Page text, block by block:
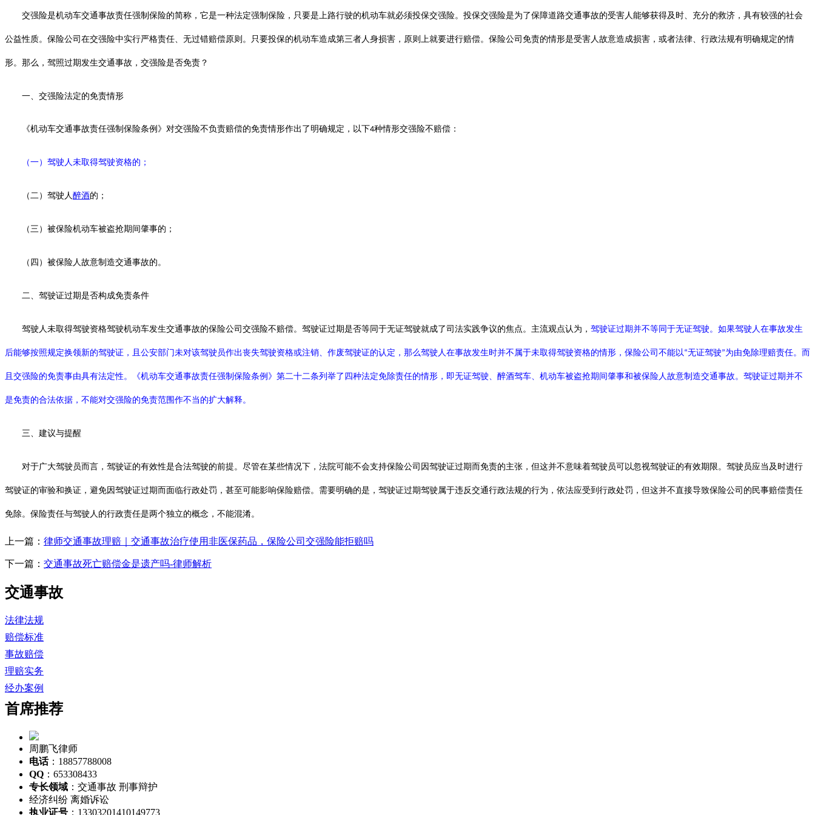
交强险是机动车交通事故责任强制保险的简称，它是一种法定强制保险，只要是上路行驶的机动车就必须投保交强险。 投保交强险是为了保障道路交通事故的受害人能够获得及时、充分的救济，具有较强的社会
公益性质。保险公司在交强险中实行严格责任、无过错赔偿原则。只要投保的机动车造成第三者人身损害，原则上就要进行赔偿。保险公司免责的情形是受害人故意造成损害，或者法律、行政法规有明确规定的情
形。 那么， 驾照过期发生交通事故，交强险是否免责？
一、 交强险法定的免责情形
《机动车交通事故责任强制保险条例》对交强险不负责赔偿的免责情形作出了明确规定， 以下4种情形交强险不赔偿 ：
（一）驾驶人未取得驾驶资格的；
（二）驾驶人醉酒的；
（三）被保险机动车被盗抢期间肇事的；
（四）被保险人故意制造交通事故的。
二、 驾驶证过期是否构成免责条件
驾驶人未取得驾驶资格驾驶机动车发生交通事故的保险公司交强险不赔偿。 驾驶证过期是否等同于无证驾驶就成了司法实践争议的焦点。主流观点认为， 驾驶证过期并不等同于无证驾驶。如果驾驶人在事故发生
后能够按照规定换领新的驾驶证，且公安部门未对该驾驶员作出丧失驾驶资格或注销、作废驾驶证的认定，那么驾驶人在事故发生时并不属于未取得驾驶资格的情形，保险公司不能以“无证驾驶”为由免除理赔责任。 而
且 交强险的免责事由具有法定性。《机动车交通事故责任强制保险条例》第二十二条列举了四种法定免除责任的情形，即无证驾驶、醉酒驾车、机动车被盗抢期间肇事和被保险人故意制造交通事故。 驾驶证过期并不
是免责的合法依据 ，不能对交强险的免责范围作不当 的扩大解释。
三、建议与提醒
对于广大驾驶员而言，驾驶证的有效性是合法驾驶的前提。尽管在某些情况下，法院可能不会支持保险公司因驾驶证过期而免责的主张，但这并不意味着驾驶员可以忽视驾驶证的有效期限。驾驶员应当及时进行
驾驶证的审验和换证，避免因驾驶证过期而面临行政处罚，甚至可能影响保险赔偿。需要明确的是，驾驶证过期驾驶属于违反交通行政法规的行为，依法应受到行政处罚，但这并不直接导致保险公司的民事赔偿责任
免除。保险责任与驾驶人的行政责任是两个独立的概念，不能混淆。
上一篇： 律师交通事故理赔｜交通事故治疗使用非医保药品，保险公司交强险能拒赔吗
下一篇： 交通事故死亡赔偿金是遗产吗-律师解析
交通事故
法律法规
赔偿标准
事故赔偿
理赔实务
经办案例
首席推荐
周鹏飞律师
电话：18857788008
QQ ：653308433
专长领域 ：交通事故 刑事辩护
经济纠纷 离婚诉讼
执业证号 ：13303201410149773